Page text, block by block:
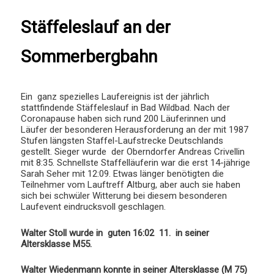
Stäffeleslauf an der
Sommerbergbahn
Ein ganz spezielles Laufereignis ist der jährlich
stattfindende Stäffeleslauf in Bad Wildbad. Nach der
Coronapause haben sich rund 200 Läuferinnen und
Läufer der besonderen Herausforderung an der mit 1987
Stufen längsten Staffel-Laufstrecke Deutschlands
gestellt. Sieger wurde der Oberndorfer Andreas Crivellin
mit 8:35. Schnellste Staffelläuferin war die erst 14-jährige
Sarah Seher mit 12:09. Etwas länger benötigten die
Teilnehmer vom Lauftreff Altburg, aber auch sie haben
sich bei schwüler Witterung bei diesem besonderen
Laufevent eindrucksvoll geschlagen.
Walter Stoll wurde in guten 16:02 11. in seiner
Altersklasse M55.
Walter Wiedenmann konnte in seiner Altersklasse (M 75)